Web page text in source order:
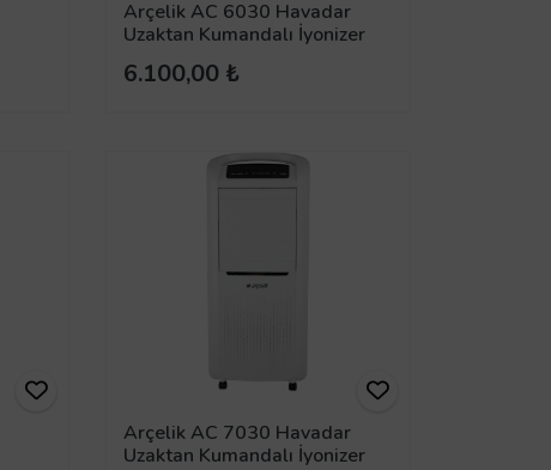
Arçelik AC 6030 Havadar
Uzaktan Kumandalı İyonizer
6.100,00 ₺
Arçelik AC 7030 Havadar
Uzaktan Kumandalı İyonizer